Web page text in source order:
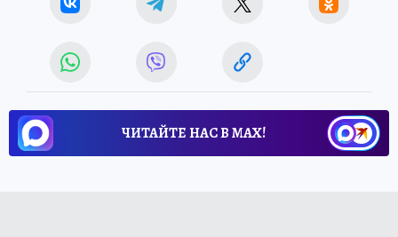
ЧИТАЙТЕ НАС В МАХ!